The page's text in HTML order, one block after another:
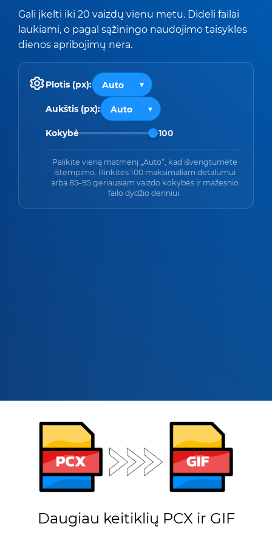
Gali įkelti iki 20 vaizdų vienu metu. Dideli failai
laukiami, o pagal sąžiningo naudojimo taisykles
dienos apribojimų nėra.
Plotis (px):
Aukštis (px):
Kokybė 100
Palikite vieną matmenį „Auto“, kad išvengtumėte
ištempimo. Rinkitės 100 maksimaliam detalumui
arba 85–95 geriausiam vaizdo kokybės ir mažesnio
failo dydžio deriniui.
Daugiau keitiklių PCX ir GIF